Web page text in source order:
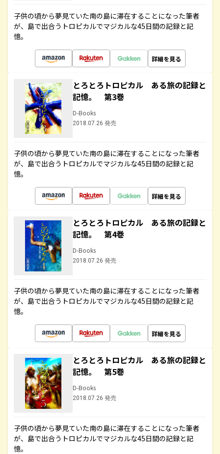
子供の頃から夢見ていた南の島に滞在することになった筆者
が、島で出合うトロピカルでマジカルな45日間の記録と記
憶。
詳細を見る
とろとろトロピカル ある旅の記録と
記憶。 第3巻
D-Books
2018.07.26 発売
子供の頃から夢見ていた南の島に滞在することになった筆者
が、島で出合うトロピカルでマジカルな45日間の記録と記
憶。
詳細を見る
とろとろトロピカル ある旅の記録と
記憶。 第4巻
D-Books
2018.07.26 発売
子供の頃から夢見ていた南の島に滞在することになった筆者
が、島で出合うトロピカルでマジカルな45日間の記録と記
憶。
詳細を見る
とろとろトロピカル ある旅の記録と
記憶。 第5巻
D-Books
2018.07.26 発売
子供の頃から夢見ていた南の島に滞在することになった筆者
が、島で出合うトロピカルでマジカルな45日間の記録と記
憶。